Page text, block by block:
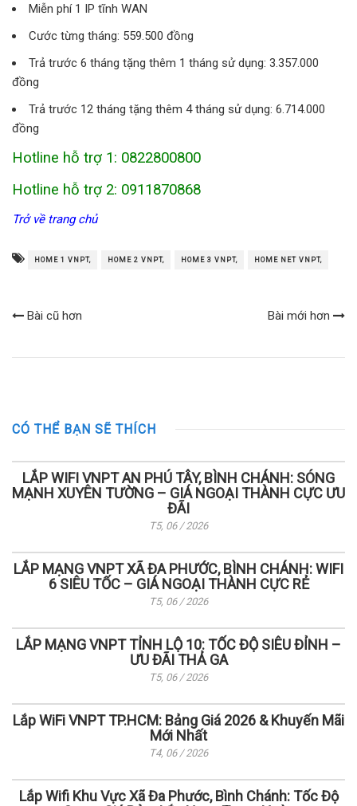
Miễn phí 1 IP tĩnh WAN
Cước từng tháng: 559.500 đồng
Trả trước 6 tháng tặng thêm 1 tháng sử dụng: 3.357.000
đồng
Trả trước 12 tháng tặng thêm 4 tháng sử dụng: 6.714.000
đồng
Hotline hỗ trợ 1: 0822800800
Hotline hỗ trợ 2: 0911870868
Trở về trang chủ
HOME 1 VNPT, HOME 2 VNPT, HOME 3 VNPT, HOME NET VNPT,
Bài cũ hơn Bài mới hơn
CÓ THỂ BẠN SẼ THÍCH
LẮP WIFI VNPT AN PHÚ TÂY, BÌNH CHÁNH: SÓNG
MẠNH XUYÊN TƯỜNG – GIÁ NGOẠI THÀNH CỰC ƯU
ĐÃI
T5, 06 / 2026
LẮP MẠNG VNPT XÃ ĐA PHƯỚC, BÌNH CHÁNH: WIFI
6 SIÊU TỐC – GIÁ NGOẠI THÀNH CỰC RẺ
T5, 06 / 2026
LẮP MẠNG VNPT TỈNH LỘ 10: TỐC ĐỘ SIÊU ĐỈNH –
ƯU ĐÃI THẢ GA
T5, 06 / 2026
Lắp WiFi VNPT TP.HCM: Bảng Giá 2026 & Khuyến Mãi
Mới Nhất
T4, 06 / 2026
Lắp Wifi Khu Vực Xã Đa Phước, Bình Chánh: Tốc Độ